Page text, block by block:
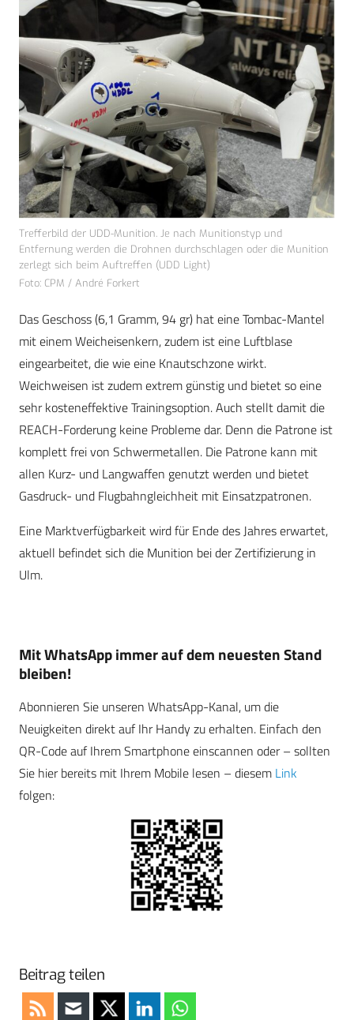
Trefferbild der UDD-Munition. Je nach Munitionstyp und
Entfernung werden die Drohnen durchschlagen oder die Munition
zerlegt sich beim Auftreffen (UDD Light)
Foto: CPM / André Forkert
Das Geschoss (6,1 Gramm, 94 gr) hat eine Tombac-Mantel
mit einem Weicheisenkern, zudem ist eine Luftblase
eingearbeitet, die wie eine Knautschzone wirkt.
Weichweisen ist zudem extrem günstig und bietet so eine
sehr kosteneffektive Trainingsoption. Auch stellt damit die
REACH-Forderung keine Probleme dar. Denn die Patrone ist
komplett frei von Schwermetallen. Die Patrone kann mit
allen Kurz- und Langwaffen genutzt werden und bietet
Gasdruck- und Flugbahngleichheit mit Einsatzpatronen.
Eine Marktverfügbarkeit wird für Ende des Jahres erwartet,
aktuell befindet sich die Munition bei der Zertifizierung in
Ulm.
Mit WhatsApp immer auf dem neuesten Stand
bleiben!
Abonnieren Sie unseren WhatsApp-Kanal, um die
Neuigkeiten direkt auf Ihr Handy zu erhalten. Einfach den
QR-Code auf Ihrem Smartphone einscannen oder – sollten
Sie hier bereits mit Ihrem Mobile lesen – diesem Link
folgen:
Beitrag teilen